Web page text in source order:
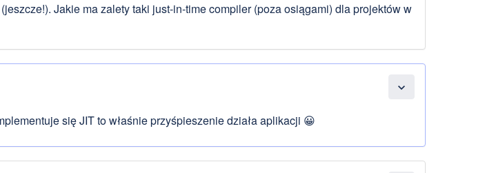
Jakie ma zalety taki just-in-time compiler (poza osiągami) dla projektów w
expand_more
się JIT to właśnie przyśpieszenie działa aplikacji 😀